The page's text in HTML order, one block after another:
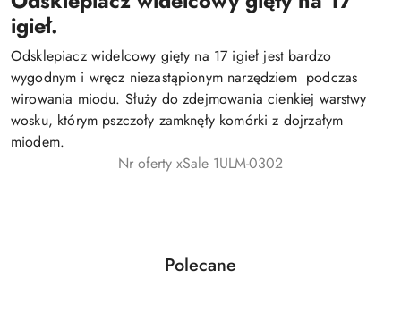
igieł.
Odsklepiacz widelcowy gięty na 17 igieł jest bardzo
wygodnym i wręcz niezastąpionym narzędziem podczas
wirowania miodu. Służy do zdejmowania cienkiej warstwy
wosku, którym pszczoły zamknęły komórki z dojrzałym
miodem.
Nr oferty xSale 1ULM-0302
Pomiń karuzelę produktów
Produkty
Polecane